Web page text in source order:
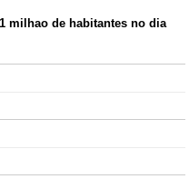
milhao de habitantes no dia